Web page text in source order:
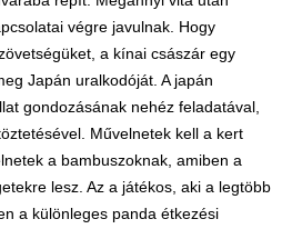
végre javulnak. Hogy
a kínai császár egy
Japán uralkodóját. A japán
gondozásának nehéz feladatával,
Művelnetek kell a kert
a bambuszoknak, amiben a
lesz. Az a játékos, aki a legtöbb
a különleges panda étkezési